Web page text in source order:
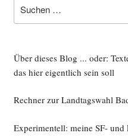
nach:
Über dieses Blog ... oder:
das hier eigentlich sein soll
Rechner zur Landtagswahl
Experimentell: meine SF- und